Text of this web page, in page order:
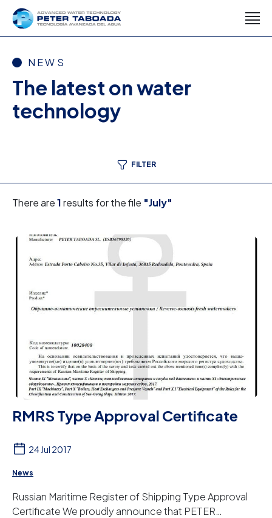
NEWS
The latest on water
technology
FILTER
There are1results for the file "July"
RMRS Type Approval Certificate
24 Jul 2017
News
Russian Maritime Register of Shipping Type Approval
Certificate We proudly announce that PETER